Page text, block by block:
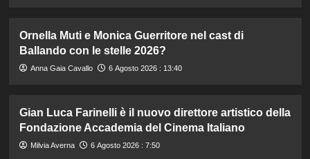
Ornella Muti e Monica Guerritore nel cast di
Ballando con le stelle 2026?
Anna Gaia Cavallo 6 Agosto 2026 : 13:40
Gian Luca Farinelli è il nuovo direttore artistico della
Fondazione Accademia del Cinema Italiano
Milvia Averna 6 Agosto 2026 : 7:50